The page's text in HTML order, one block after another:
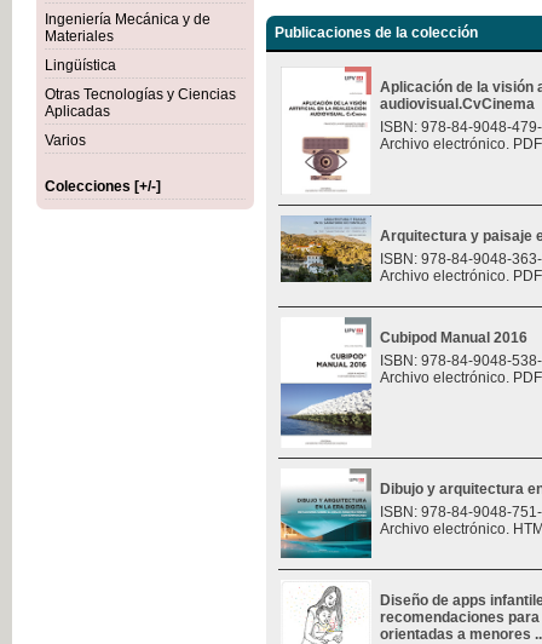
Ingeniería Mecánica y de
Materiales
Lingüística
Otras Tecnologías y Ciencias
Aplicadas
Varios
Colecciones [+/-]
Publicaciones de la colección
Aplicación de la visión
audiovisual.CvCinema
ISBN: 978-84-9048-
Archivo electrónico.
Arquitectura y paisaje
ISBN: 978-84-9048-
Archivo electrónico.
Cubipod Manual 2016
ISBN: 978-84-9048-
Archivo electrónico.
Dibujo y arquitectura
ISBN: 978-84-9048-
Archivo electrónico.
Diseño de apps
recomendaciones
orientadas a menores